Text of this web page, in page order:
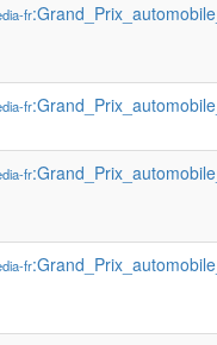
fr
fr
fr
fr